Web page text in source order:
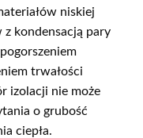
niskiej
z kondensacją pary
trwałości
izolacji nie może
o grubość
ciepła.